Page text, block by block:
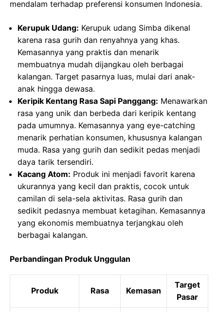
mendalam terhadap preferensi konsumen Indonesia.
Kerupuk Udang: Kerupuk udang Simba dikenal
karena rasa gurih dan renyahnya yang khas.
Kemasannya yang praktis dan menarik
membuatnya mudah dijangkau oleh berbagai
kalangan. Target pasarnya luas, mulai dari anak-
anak hingga dewasa.
Keripik Kentang Rasa Sapi Panggang: Menawarkan
rasa yang unik dan berbeda dari keripik kentang
pada umumnya. Kemasannya yang eye-catching
menarik perhatian konsumen, khususnya kalangan
muda. Rasa yang gurih dan sedikit pedas menjadi
daya tarik tersendiri.
Kacang Atom: Produk ini menjadi favorit karena
ukurannya yang kecil dan praktis, cocok untuk
camilan di sela-sela aktivitas. Rasa gurih dan
sedikit pedasnya membuat ketagihan. Kemasannya
yang ekonomis membuatnya terjangkau oleh
berbagai kalangan.
Perbandingan Produk Unggulan
Produk Rasa Kemasan
Target
Pasar